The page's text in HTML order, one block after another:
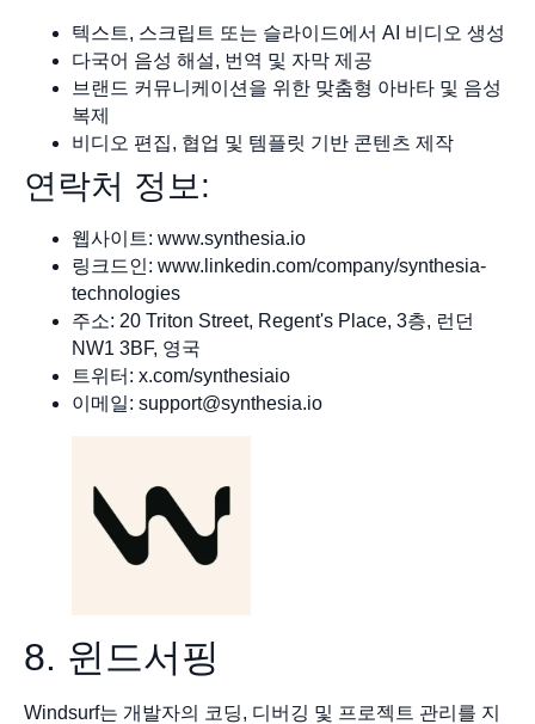
텍스트, 스크립트 또는 슬라이드에서 AI 비디오 생성
다국어 음성 해설, 번역 및 자막 제공
브랜드 커뮤니케이션을 위한 맞춤형 아바타 및 음성
복제
비디오 편집, 협업 및 템플릿 기반 콘텐츠 제작
연락처 정보:
웹사이트: www.synthesia.io
링크드인: www.linkedin.com/company/synthesia-
technologies
주소: 20 Triton Street, Regent's Place, 3층, 런던
NW1 3BF, 영국
트위터: x.com/synthesiaio
이메일: support@synthesia.io
8. 윈드서핑
Windsurf는 개발자의 코딩, 디버깅 및 프로젝트 관리를 지